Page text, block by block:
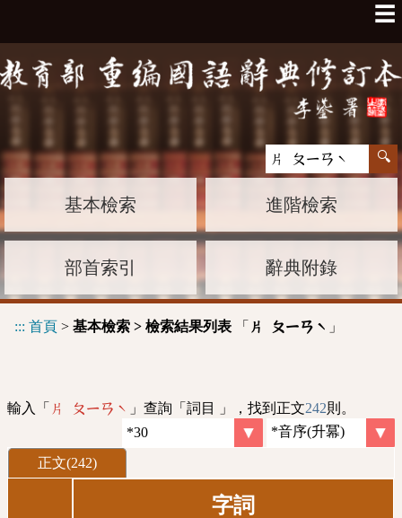
☰
基本檢索 進階檢索
部首索引 辭典附錄
::: 首頁 > 基本檢索 > 檢索結果列表 「 片 ㄆㄧㄢˋ 」
輸入「 片 ㄆㄧㄢˋ 」查詢「詞目 」，找到正文242則。
正文(242)
字詞